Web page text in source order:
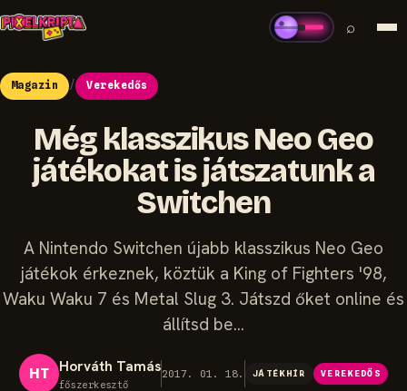
⌕
Magazin / Verekedős
Még klasszikus Neo Geo
játékokat is játszatunk a
Switchen
A Nintendo Switchen újabb klasszikus Neo Geo
játékok érkeznek, köztük a King of Fighters '98,
Waku Waku 7 és Metal Slug 3. Játszd őket online és
állítsd be…
HT Horváth Tamás
főszerkesztő
2017. 01. 18. JÁTÉKHÍR VEREKEDŐS